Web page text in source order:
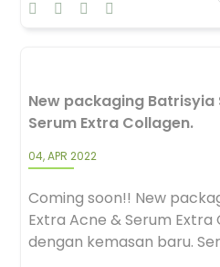
New packaging Batrisyia
Serum Extra Collagen.
04, APR 2022
Coming soon!! New
Extra Acne & Serum
dengan kemasan baru.